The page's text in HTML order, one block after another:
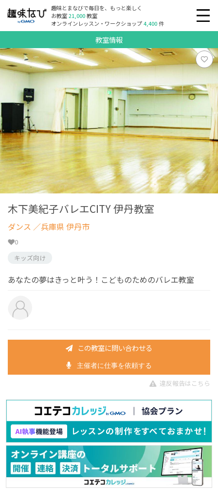
趣味とまなびで毎日を、もっと楽しく
お教室21,000教室
オンラインレッスン・ワークショップ4,400件
教室情報
木下美紀子バレエCITY 伊丹教室
ダンス ／兵庫県 伊丹市
0
キッズ向け
あなたの夢はきっと叶う！こどものためのバレエ教室
この教室に問い合わせる
主催者に仕事を依頼する
違反報告はこちら